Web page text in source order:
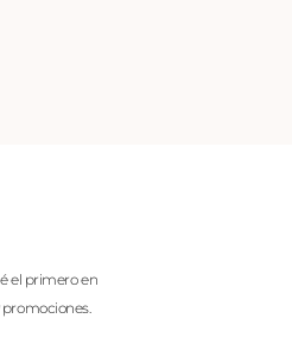
el primero en